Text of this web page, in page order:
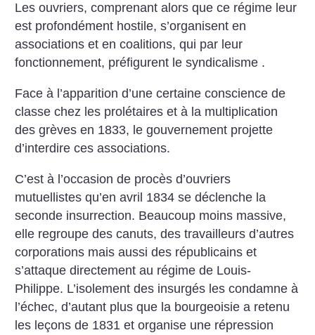
Les ouvriers, comprenant alors que ce régime leur
est profondément hostile, s’organisent en
associations et en coalitions, qui par leur
fonctionnement, préfigurent le syndicalisme .
Face à l’apparition d’une certaine conscience de
classe chez les prolétaires et à la multiplication
des grèves en 1833, le gouvernement projette
d’interdire ces associations.
C’est à l’occasion de procès d’ouvriers
mutuellistes qu’en avril 1834 se déclenche la
seconde insurrection. Beaucoup moins massive,
elle regroupe des canuts, des travailleurs d’autres
corporations mais aussi des républicains et
s’attaque directement au régime de Louis-
Philippe. L’isolement des insurgés les condamne à
l’échec, d’autant plus que la bourgeoisie a retenu
les leçons de 1831 et organise une répression